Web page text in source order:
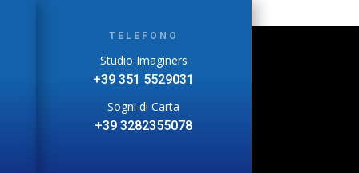
TELEFONO
Studio Imaginers
+39 351 5529031
Sogni di Carta
+39 3282355078